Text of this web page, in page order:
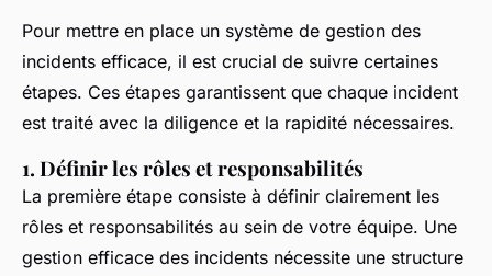
Pour mettre en place un système de gestion des
incidents efficace, il est crucial de suivre certaines
étapes. Ces étapes garantissent que chaque incident
est traité avec la diligence et la rapidité nécessaires.
1. Définir les rôles et responsabilités
La première étape consiste à définir clairement les
rôles et responsabilités au sein de votre équipe. Une
gestion efficace des incidents nécessite une structure